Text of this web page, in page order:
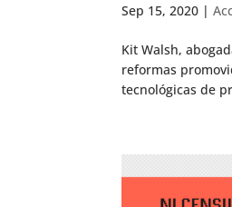
Sep 15, 2020 |
Kit Walsh,
reformas
tecnológicas de